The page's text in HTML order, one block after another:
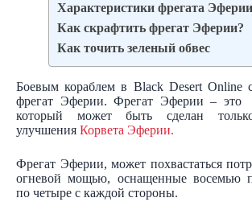
Характеристики фрегата Эферии
Как скрафтить фрегат Эферии?
Как точить зеленый обвес
Боевым кораблем в Black Desert Online
фрегат Эферии. Фрегат Эферии – это
который может быть сделан
улучшения Корвета Эферии.
Фрегат Эферии, может похвастаться
огневой мощью, оснащенные восемью
по четыре с каждой стороны.